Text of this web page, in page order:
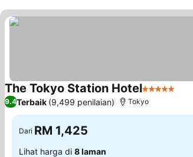
The Tokyo Station Hotel5 Bintang
9.4Terbaik (9,499 penilaian) Tokyo
Dari RM 1,425
Lihat harga di 8 laman